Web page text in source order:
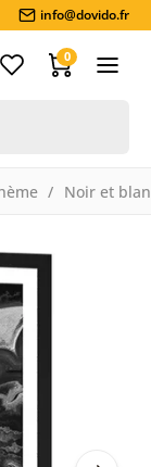
info@dovido.fr
0
Noir et